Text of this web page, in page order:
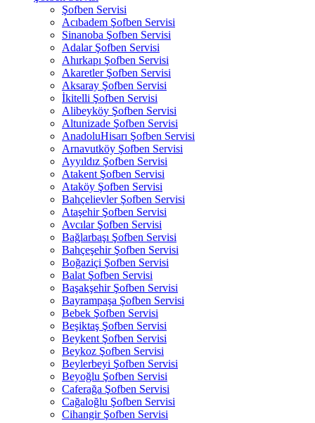
Şofben Servisi
Acıbadem Şofben Servisi
Sinanoba Şofben Servisi
Adalar Şofben Servisi
Ahırkapı Şofben Servisi
Akaretler Şofben Servisi
Aksaray Şofben Servisi
İkitelli Şofben Servisi
Alibeyköy Şofben Servisi
Altunizade Şofben Servisi
AnadoluHisarı Şofben Servisi
Arnavutköy Şofben Servisi
Ayyıldız Şofben Servisi
Atakent Şofben Servisi
Ataköy Şofben Servisi
Bahçelievler Şofben Servisi
Ataşehir Şofben Servisi
Avcılar Şofben Servisi
Bağlarbaşı Şofben Servisi
Bahçeşehir Şofben Servisi
Boğaziçi Şofben Servisi
Balat Şofben Servisi
Başakşehir Şofben Servisi
Bayrampaşa Şofben Servisi
Bebek Şofben Servisi
Beşiktaş Şofben Servisi
Beykent Şofben Servisi
Beykoz Şofben Servisi
Beylerbeyi Şofben Servisi
Beyoğlu Şofben Servisi
Caferağa Şofben Servisi
Cağaloğlu Şofben Servisi
Cihangir Şofben Servisi